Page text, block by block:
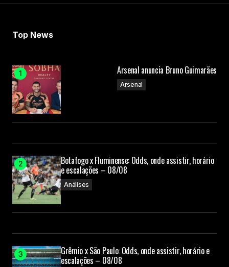
Top News
Arsenal anuncia Bruno Guimarães
Arsenal
Botafogo x Fluminense: Odds, onde assistir, horário
e escalações – 08/08
Análises
Grêmio x São Paulo: Odds, onde assistir, horário e
escalações – 08/08